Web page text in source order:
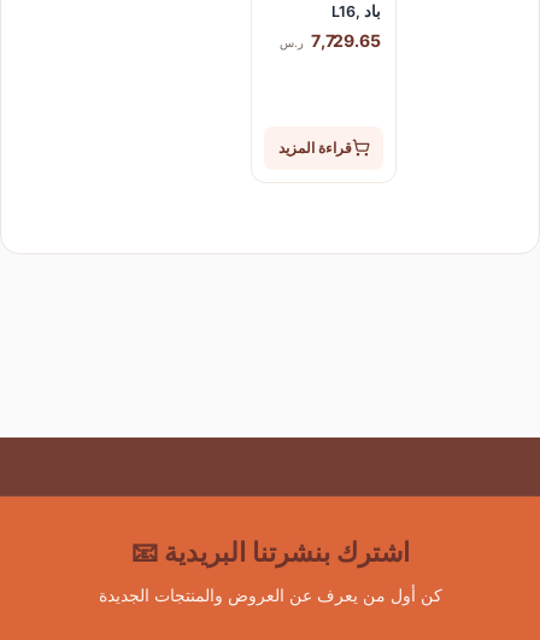
باد L16,
الترا 7, 16جيجا,
7,729.65 ر.س
قراءة المزيد
اشترك بنشرتنا البريدية 📧
كن أول من يعرف عن العروض والمنتجات الجديدة